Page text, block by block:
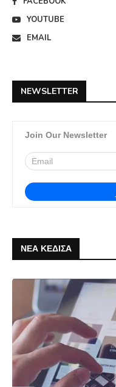
YOUTUBE
EMAIL
NEWSLETTER
Join Our Newsletter
ΝΕΑ ΚΕΔΙΣΑ